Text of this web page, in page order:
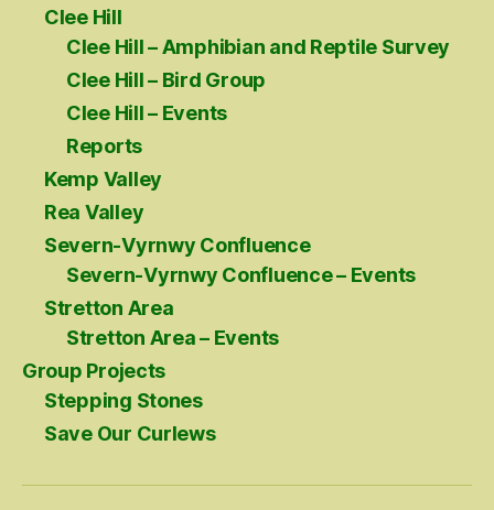
Clee Hill
Clee Hill – Amphibian and Reptile Survey
Clee Hill – Bird Group
Clee Hill – Events
Reports
Kemp Valley
Rea Valley
Severn-Vyrnwy Confluence
Severn-Vyrnwy Confluence – Events
Stretton Area
Stretton Area – Events
Group Projects
Stepping Stones
Save Our Curlews